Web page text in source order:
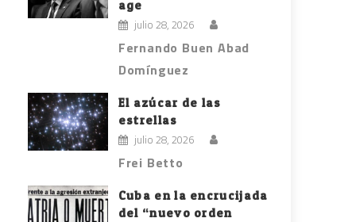
age
julio 28, 2026
Fernando Buen Abad
Domínguez
El azúcar de las
estrellas
julio 28, 2026
Frei Betto
Cuba en la encrucijada
del “nuevo orden